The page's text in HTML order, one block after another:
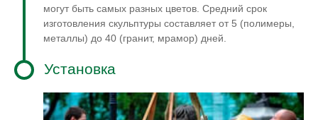
могут быть самых разных цветов. Средний срок
изготовления скульптуры составляет от 5 (полимеры,
металлы) до 40 (гранит, мрамор) дней.
Установка